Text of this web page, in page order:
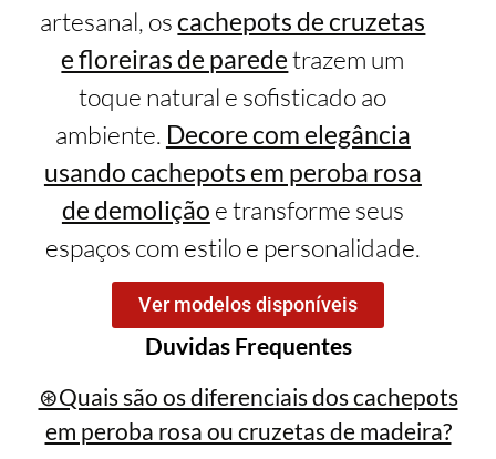
artesanal, oscachepots de cruzetas
e floreiras de paredetrazem um
toque natural e sofisticado ao
ambiente. Decore com elegância
usando cachepots em peroba rosa
de demolição e transforme seus
espaços com estilo e personalidade.
Ver modelos disponíveis
Duvidas Frequentes
⊛Quais são os diferenciais dos cachepots
em peroba rosa ou cruzetas de madeira?